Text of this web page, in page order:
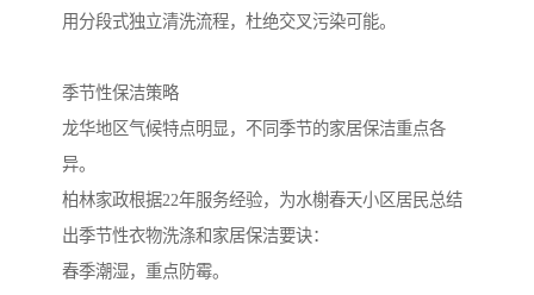
用分段式独立清洗流程，杜绝交叉污染可能。
季节性保洁策略
龙华地区气候特点明显，不同季节的家居保洁重点各
异。
柏林家政根据22年服务经验，为水榭春天小区居民总结
出季节性衣物洗涤和家居保洁要诀：
春季潮湿，重点防霉。